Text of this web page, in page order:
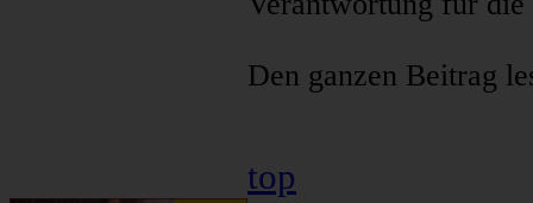
Den ganzen Beitrag
top